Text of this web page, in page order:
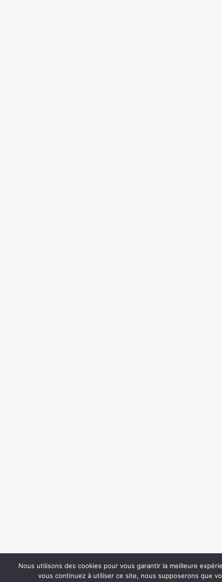
Nous utilisons des cookies pour vous garantir la meilleure
vous continuez à utiliser ce site, nous supposerons que